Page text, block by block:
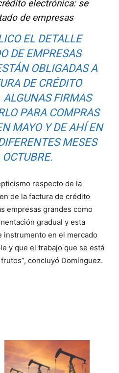
electrónica: se
de empresas
EL DETALLE
DE EMPRESAS
OBLIGADAS A
DE CRÉDITO
ALGUNAS FIRMAS
PARA COMPRAS
MAYO Y DE AHÍ EN
MESES
respecto de la
de la factura de crédito
empresas grandes como
gradual y esta
instrumento en el mercado
y que el trabajo que se está
concluyó Domínguez.